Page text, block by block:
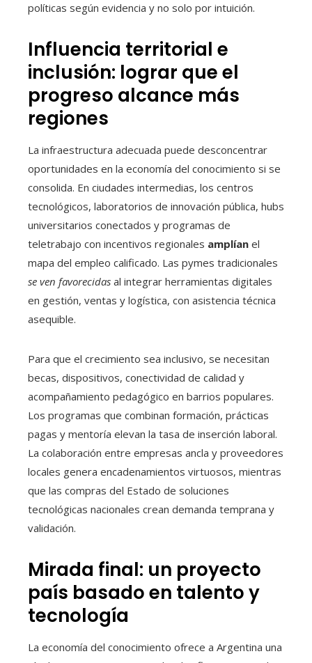
políticas según evidencia y no solo por intuición.
Influencia territorial e
inclusión: lograr que el
progreso alcance más
regiones
La infraestructura adecuada puede desconcentrar
oportunidades en la economía del conocimiento si se
consolida. En ciudades intermedias, los centros
tecnológicos, laboratorios de innovación pública, hubs
universitarios conectados y programas de
teletrabajo con incentivos regionales amplían el
mapa del empleo calificado. Las pymes tradicionales
se ven favorecidas al integrar herramientas digitales
en gestión, ventas y logística, con asistencia técnica
asequible.
Para que el crecimiento sea inclusivo, se necesitan
becas, dispositivos, conectividad de calidad y
acompañamiento pedagógico en barrios populares.
Los programas que combinan formación, prácticas
pagas y mentoría elevan la tasa de inserción laboral.
La colaboración entre empresas ancla y proveedores
locales genera encadenamientos virtuosos, mientras
que las compras del Estado de soluciones
tecnológicas nacionales crean demanda temprana y
validación.
Mirada final: un proyecto
país basado en talento y
tecnología
La economía del conocimiento ofrece a Argentina una